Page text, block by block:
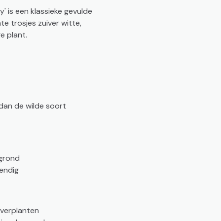
is een klassieke gevulde
trosjes zuiver witte,
plant.
de wilde soort